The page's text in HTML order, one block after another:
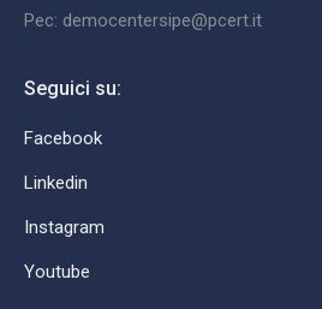
Pec: democentersipe@pcert.it
Seguici su:
Facebook
Linkedin
Instagram
Youtube